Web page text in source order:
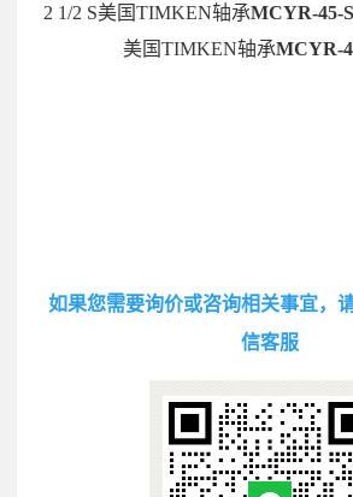
2 1/2 S美国TIMKEN轴承MCYR-45-S
美国TIMKEN轴承MCYR-
如果您需要询价或咨询相关事宜，
信客服